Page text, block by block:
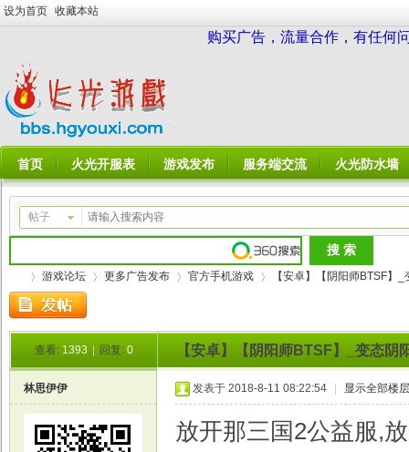
设为首页 收藏本站
购买广告，流量合作，有任何
首页 火光开服表 游戏发布 服务端交流 火光防水墙
帖子
游戏论坛
›
更多广告发布 官方手机游戏
›
【安卓】【阴阳师BTSF】
查看: 1393 回复: 0 【安卓】【阴阳师BTSF】_变态
林思伊伊 发表于 2018-8-11 08:22:54 显示全部楼层
放开那三国2公益服,